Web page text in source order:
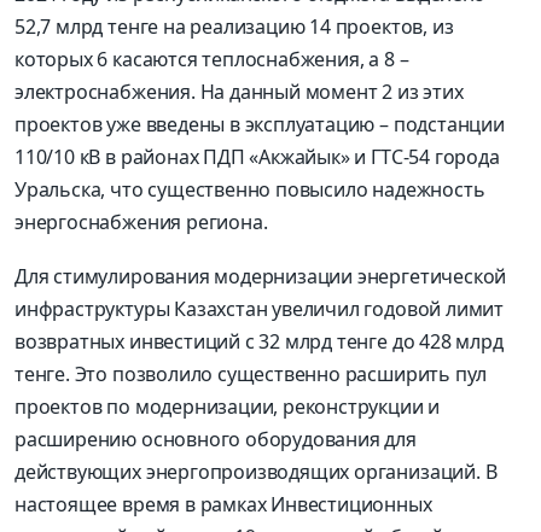
52,7 млрд тенге на реализацию 14 проектов, из
которых 6 касаются теплоснабжения, а 8 –
электроснабжения. На данный момент 2 из этих
проектов уже введены в эксплуатацию – подстанции
110/10 кВ в районах ПДП «Акжайык» и ГТС-54 города
Уральска, что существенно повысило надежность
энергоснабжения региона.
Для стимулирования модернизации энергетической
инфраструктуры Казахстан увеличил годовой лимит
возвратных инвестиций с 32 млрд тенге до 428 млрд
тенге. Это позволило существенно расширить пул
проектов по модернизации, реконструкции и
расширению основного оборудования для
действующих энергопроизводящих организаций. В
настоящее время в рамках Инвестиционных